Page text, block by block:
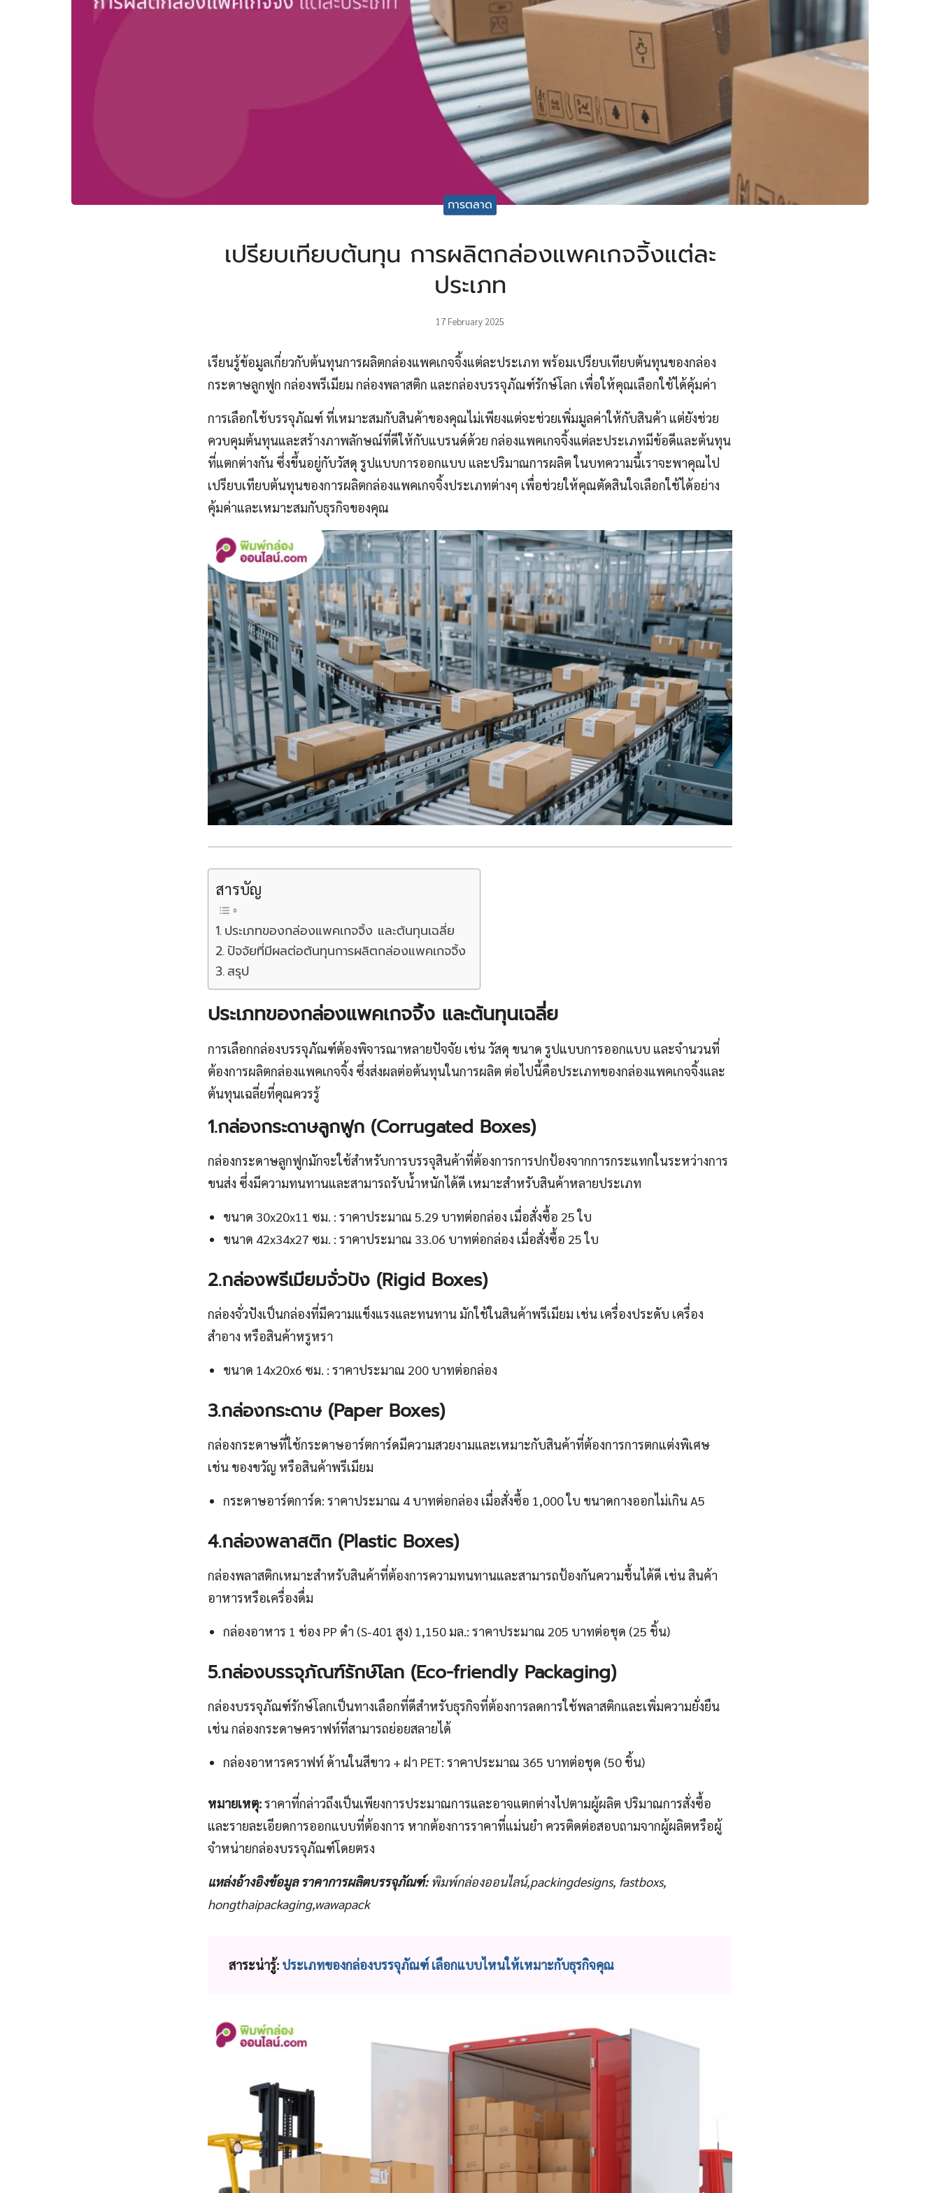
การตลาด
เปรียบเทียบต้นทุน การผลิตกล่องแพคเกจจิ้งแต่ละ
ประเภท
17 February 2025
เรียนรู้ข้อมูลเกี่ยวกับต้นทุนการผลิตกล่องแพคเกจจิ้งแต่ละประเภท พร้อมเปรียบเทียบต้นทุนของกล่อง
กระดาษลูกฟูก กล่องพรีเมียม กล่องพลาสติก และกล่องบรรจุภัณฑ์รักษ์โลก เพื่อให้คุณเลือกใช้ได้คุ้มค่า
การเลือกใช้บรรจุภัณฑ์ ที่เหมาะสมกับสินค้าของคุณไม่เพียงแต่จะช่วยเพิ่มมูลค่าให้กับสินค้า แต่ยังช่วย
ควบคุมต้นทุนและสร้างภาพลักษณ์ที่ดีให้กับแบรนด์ด้วย กล่องแพคเกจจิ้งแต่ละประเภทมีข้อดีและต้นทุน
ที่แตกต่างกัน ซึ่งขึ้นอยู่กับวัสดุ รูปแบบการออกแบบ และปริมาณการผลิต ในบทความนี้เราจะพาคุณไป
เปรียบเทียบต้นทุนของการผลิตกล่องแพคเกจจิ้งประเภทต่างๆ เพื่อช่วยให้คุณตัดสินใจเลือกใช้ได้อย่าง
คุ้มค่าและเหมาะสมกับธุรกิจของคุณ
สารบัญ
ประเภทของกล่องแพคเกจจิ้ง และต้นทุนเฉลี่ย
ปัจจัยที่มีผลต่อต้นทุนการผลิตกล่องแพคเกจจิ้ง
สรุป
ประเภทของกล่องแพคเกจจิ้ง และต้นทุนเฉลี่ย
การเลือกกล่องบรรจุภัณฑ์ต้องพิจารณาหลายปัจจัย เช่น วัสดุ ขนาด รูปแบบการออกแบบ และจำนวนที่
ต้องการผลิตกล่องแพคเกจจิ้ง ซึ่งส่งผลต่อต้นทุนในการผลิต ต่อไปนี้คือประเภทของกล่องแพคเกจจิ้งและ
ต้นทุนเฉลี่ยที่คุณควรรู้
1.กล่องกระดาษลูกฟูก (Corrugated Boxes)
กล่องกระดาษลูกฟูกมักจะใช้สำหรับการบรรจุสินค้าที่ต้องการการปกป้องจากการกระแทกในระหว่างการ
ขนส่ง ซึ่งมีความทนทานและสามารถรับน้ำหนักได้ดี เหมาะสำหรับสินค้าหลายประเภท
ขนาด 30x20x11 ซม. : ราคาประมาณ 5.29 บาทต่อกล่อง เมื่อสั่งซื้อ 25 ใบ
ขนาด 42x34x27 ซม. : ราคาประมาณ 33.06 บาทต่อกล่อง เมื่อสั่งซื้อ 25 ใบ
2.กล่องพรีเมียมจั่วปัง (Rigid Boxes)
กล่องจั่วปังเป็นกล่องที่มีความแข็งแรงและทนทาน มักใช้ในสินค้าพรีเมียม เช่น เครื่องประดับ เครื่อง
สำอาง หรือสินค้าหรูหรา
ขนาด 14x20x6 ซม. : ราคาประมาณ 200 บาทต่อกล่อง
3.กล่องกระดาษ (Paper Boxes)
กล่องกระดาษที่ใช้กระดาษอาร์ตการ์ดมีความสวยงามและเหมาะกับสินค้าที่ต้องการการตกแต่งพิเศษ
เช่น ของขวัญ หรือสินค้าพรีเมียม
กระดาษอาร์ตการ์ด: ราคาประมาณ 4 บาทต่อกล่อง เมื่อสั่งซื้อ 1,000 ใบ ขนาดกางออกไม่เกิน A5
4.กล่องพลาสติก (Plastic Boxes)
กล่องพลาสติกเหมาะสำหรับสินค้าที่ต้องการความทนทานและสามารถป้องกันความชื้นได้ดี เช่น สินค้า
อาหารหรือเครื่องดื่ม
กล่องอาหาร 1 ช่อง PP ดำ (S-401 สูง) 1,150 มล.: ราคาประมาณ 205 บาทต่อชุด (25 ชิ้น)
5.กล่องบรรจุภัณฑ์รักษ์โลก (Eco-friendly Packaging)
กล่องบรรจุภัณฑ์รักษ์โลกเป็นทางเลือกที่ดีสำหรับธุรกิจที่ต้องการลดการใช้พลาสติกและเพิ่มความยั่งยืน
เช่น กล่องกระดาษคราฟท์ที่สามารถย่อยสลายได้
กล่องอาหารคราฟท์ ด้านในสีขาว + ฝา PET: ราคาประมาณ 365 บาทต่อชุด (50 ชิ้น)
หมายเหตุ:ราคาที่กล่าวถึงเป็นเพียงการประมาณการและอาจแตกต่างไปตามผู้ผลิต ปริมาณการสั่งซื้อ
และรายละเอียดการออกแบบที่ต้องการ หากต้องการราคาที่แม่นยำ ควรติดต่อสอบถามจากผู้ผลิตหรือผู้
จำหน่ายกล่องบรรจุภัณฑ์โดยตรง
แหล่งอ้างอิงข้อมูล ราคาการผลิตบรรจุภัณฑ์: พิมพ์กล่องออนไลน์,packingdesigns, fastboxs,
hongthaipackaging,wawapack
สาระน่ารู้: ประเภทของกล่องบรรจุภัณฑ์ เลือกแบบไหนให้เหมาะกับธุรกิจคุณ